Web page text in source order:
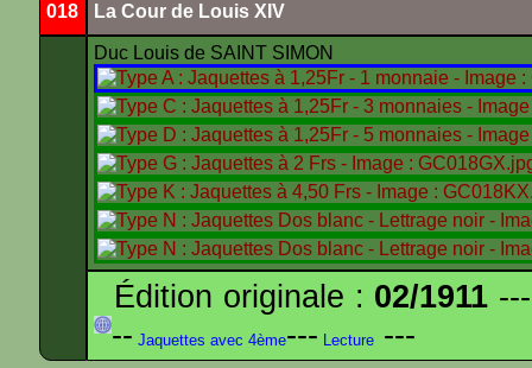
018 La Cour de Louis XIV
Duc Louis de SAINT SIMON
Édition originale : 02/1911
-- Jaquettes avec 4ème--- Lecture ---